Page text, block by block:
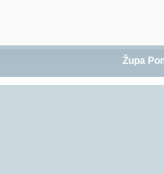
Župa